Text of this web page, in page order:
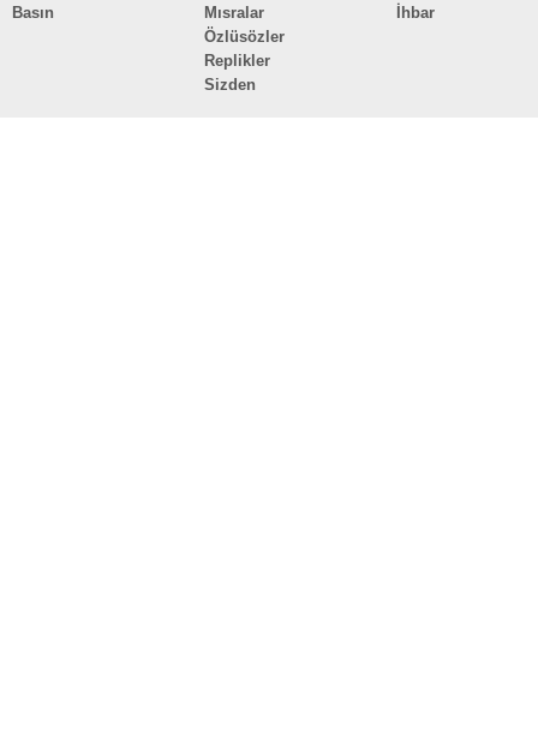
Basın
Mısralar
Özlüsözler
Replikler
Sizden
İhbar